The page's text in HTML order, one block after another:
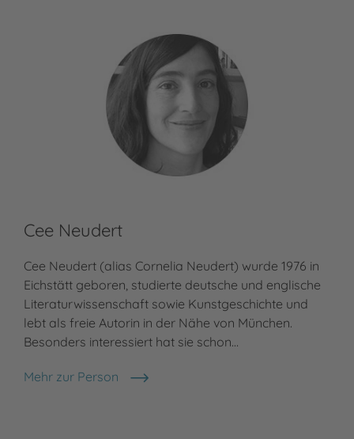
Cee Neudert
Cee Neudert (alias Cornelia Neudert) wurde 1976 in
Eichstätt geboren, studierte deutsche und englische
Literaturwissenschaft sowie Kunstgeschichte und
lebt als freie Autorin in der Nähe von München.
Besonders interessiert hat sie schon…
Mehr zur Person
Cee Neudert